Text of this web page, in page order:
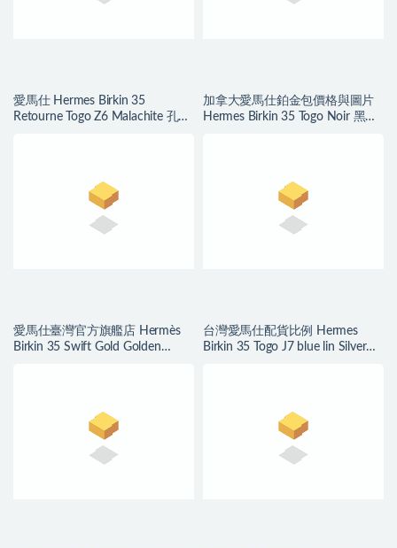
愛馬仕 Hermes Birkin 35
Retourne Togo Z6 Malachite 孔雀
加拿大愛馬仕鉑金包價格與圖片
Hermes Birkin 35 Togo Noir 黑色
愛馬仕臺灣官方旗艦店 Hermès
Birkin 35 Swift Gold Golden
台灣愛馬仕配貨比例 Hermes
Birkin 35 Togo J7 blue lin Silver